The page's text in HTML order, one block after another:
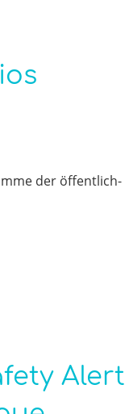
der öffentlich-
Alert